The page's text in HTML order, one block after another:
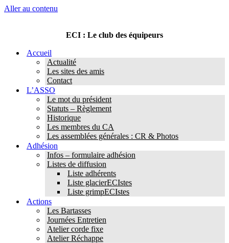
Aller au contenu
ECI : Le club des équipeurs
Accueil
Actualité
Les sites des amis
Contact
L’ASSO
Le mot du président
Statuts – Règlement
Historique
Les membres du CA
Les assemblées générales : CR & Photos
Adhésion
Infos – formulaire adhésion
Listes de diffusion
Liste adhérents
Liste glacierECIstes
Liste grimpECIstes
Actions
Les Bartasses
Journées Entretien
Atelier corde fixe
Atelier Réchappe